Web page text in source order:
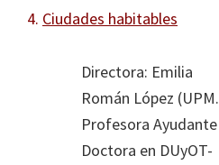
4. Ciudades habitables
Directora: Emilia
Román López (UPM.
Profesora Ayudante
Doctora en DUyOT-